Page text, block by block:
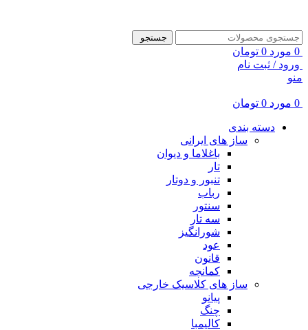
جستجو
0 مورد 0 تومان
ورود / ثبت نام
منو
0 مورد 0 تومان
دسته بندی
ساز های ایرانی
باغلاما و دیوان
تار
تنبور و دوتار
رباب
سنتور
سه تار
شورانگیز
عود
قانون
کمانچه
ساز های کلاسیک خارجی
پیانو
چنگ
کالیمبا